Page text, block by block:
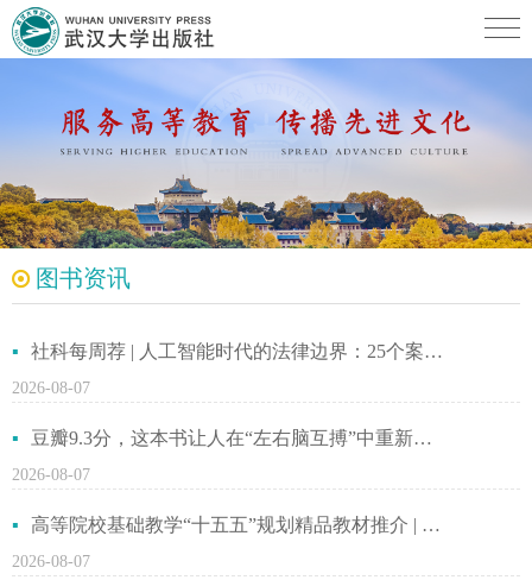
图书资讯
社科每周荐 | 人工智能时代的法律边界：25个案例，一次系统性梳理
2026-08-07
豆瓣9.3分，这本书让人在“左右脑互搏”中重新学会思考（附思维导图）
2026-08-07
高等院校基础教学“十五五”规划精品教材推介 | 《工程爆破 》
2026-08-07